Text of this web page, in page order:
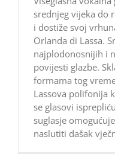
srednjeg vijeka do
i dostiže svoj
Orlanda di Lassa.
najplodonosnijih i
povijesti glazbe.
formama tog
Lassova polifonija
se glasovi
suglasje
naslutiti dašak